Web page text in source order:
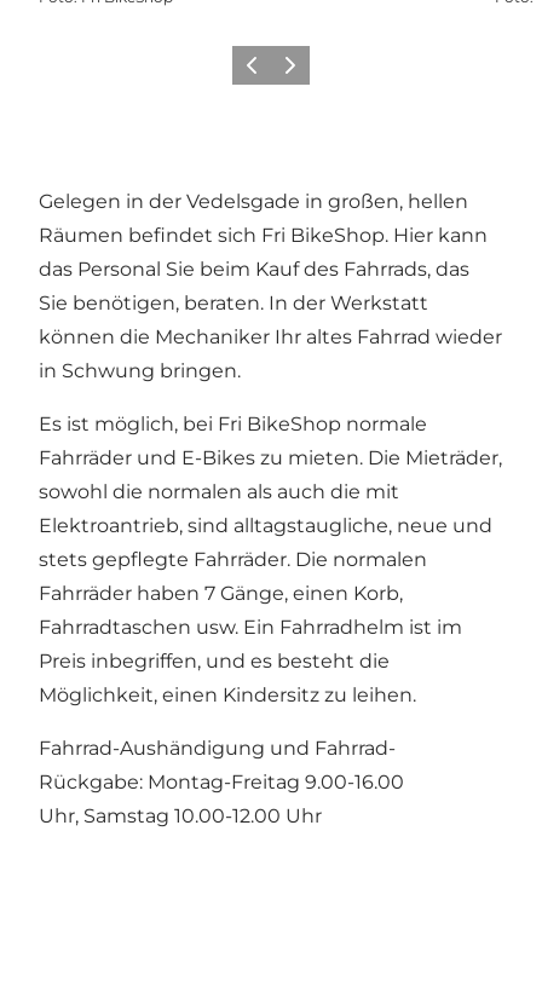
ZurückWeiter
Gelegen in der Vedelsgade in großen, hellen
Räumen befindet sich Fri BikeShop. Hier kann
das Personal Sie beim Kauf des Fahrrads, das
Sie benötigen, beraten. In der Werkstatt
können die Mechaniker Ihr altes Fahrrad wieder
in Schwung bringen.
Es ist möglich, bei Fri BikeShop normale
Fahrräder und E-Bikes zu mieten. Die Mieträder,
sowohl die normalen als auch die mit
Elektroantrieb, sind alltagstaugliche, neue und
stets gepflegte Fahrräder. Die normalen
Fahrräder haben 7 Gänge, einen Korb,
Fahrradtaschen usw. Ein Fahrradhelm ist im
Preis inbegriffen, und es besteht die
Möglichkeit, einen Kindersitz zu leihen.
Fahrrad-Aushändigung und Fahrrad-
Rückgabe: Montag-Freitag 9.00-16.00
Uhr, Samstag 10.00-12.00 Uhr